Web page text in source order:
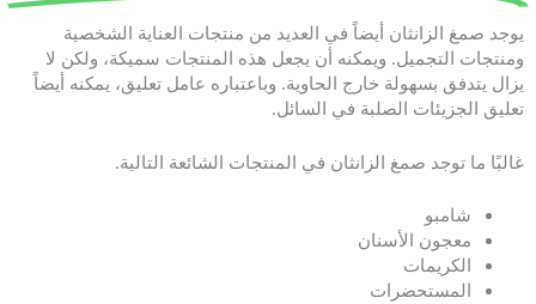
يوجد صمغ الزانثان أيضاً في العديد من منتجات العناية الشخصية
ومنتجات التجميل. ويمكنه أن يجعل هذه المنتجات سميكة، ولكن لا
يزال يتدفق بسهولة خارج الحاوية. وباعتباره عامل تعليق، يمكنه أيضاً
تعليق الجزيئات الصلبة في السائل.
غالبًا ما توجد صمغ الزانثان في المنتجات الشائعة التالية.
شامبو
معجون الأسنان
الكريمات
المستحضرات